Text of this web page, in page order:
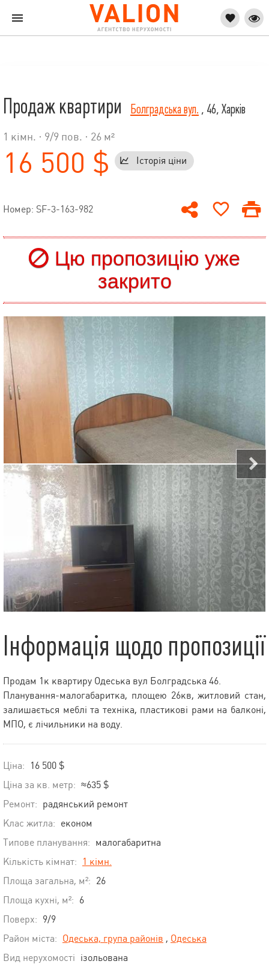
Продаж квартири Болградська вул. , 46, Харків
1 кімн. · 9/9 пов. · 26 м²
16 500 $ Історія ціни
Номер: SF-3-163-982
Цю пропозицію уже
закрито
Інформація щодо пропозиції
Продам 1к квартиру Одеська вул Болградська 46.
Планування-малогабаритка, площею 26кв, житловий стан,
залишається меблі та техніка, пластикові рами на балконі,
МПО, є лічильники на воду.
Ціна:
16 500 $
Ціна за кв. метр: ≈635 $
Ремонт: радянський ремонт
Клас житла: економ
Типове планування: малогабаритна
Кількість кімнат:
1 кімн.
Площа загальна, м²: 26
Площа кухні, м²: 6
Поверх: 9/9
Район міста: Одеська, група районів , Одеська
Вид нерухомості ізольована